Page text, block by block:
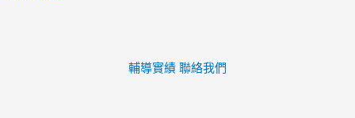
輔導實績 聯絡我們